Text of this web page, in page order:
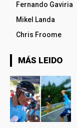
Fernando Gaviria
Mikel Landa
Chris Froome
MÁS LEIDO